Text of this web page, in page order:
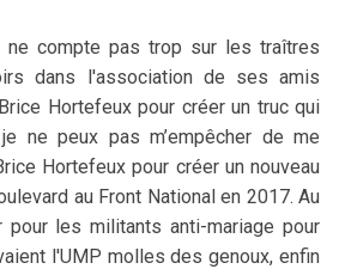
ne compte pas trop sur les traîtres
dans l'association de ses amis
Hortefeux pour créer un truc qui
ne peux pas m’empêcher de me
Hortefeux pour créer un nouveau
au Front National en 2017. Au
les militants anti-mariage pour
l'UMP molles des genoux, enfin